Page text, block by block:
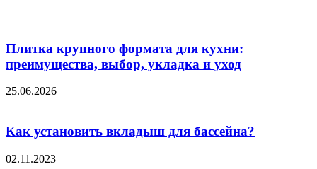
Плитка крупного формата для кухни:
преимущества, выбор, укладка и уход
25.06.2026
Как установить вкладыш для бассейна?
02.11.2023